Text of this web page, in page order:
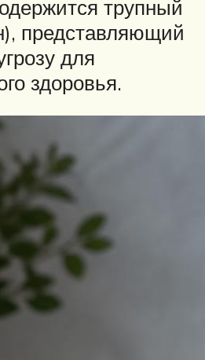
трупный
представляющий
для
здоровья.